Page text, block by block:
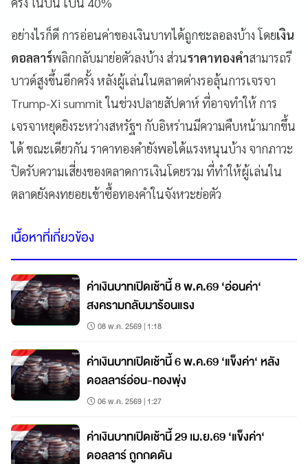
อย่างไรก็ดี การอ่อนค่าของเงินบาทได้ถูกชะลอลงบ้าง โดยเงิน
ดอลลาร์พลิกกลับมาย่อตัวลงบ้าง ส่วนราคาทองคำสามารถรี
บาวด์สูงขึ้นอีกครั้ง หลังผู้เล่นในตลาดต่างรอลุ้นการเจรจา
Trump-Xi summit ในช่วงปลายสัปดาห์ ที่อาจทำให้ การ
เจรจาหยุดยิงระหว่างสหรัฐฯ กับอิหร่านมีความคืบหน้ามากขึ้น
ได้ ขณะเดียวกัน ราคาทองคำยังพอได้แรงหนุนบ้าง จากภาวะ
ปิดรับความเสี่ยงของตลาดการเงินโดยรวม ที่ทำให้ผู้เล่นใน
ตลาดยังคงทยอยเข้าซื้อทองคำในจังหวะย่อตัว
เนื้อหาที่เกี่ยวข้อง
ค่าเงินบาทเปิดเช้านี้ 8 พ.ค.69 ‘อ่อนค่า‘
สงครามกลับมาร้อนแรง
08 พ.ค. 2569 | 1:18
ค่าเงินบาทเปิดเช้านี้ 6 พ.ค.69 ‘แข็งค่า‘ หลัง
ดอลลาร์อ่อน-ทองพุ่ง
06 พ.ค. 2569 | 1:27
ค่าเงินบาทเปิดเช้านี้ 29 เม.ย.69 ‘แข็งค่า‘
ดอลลาร์ ถูกกดดัน